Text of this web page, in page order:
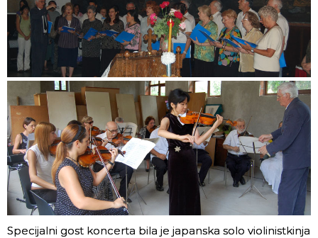
Specijalni gost koncerta bila je japanska solo violinistkinja